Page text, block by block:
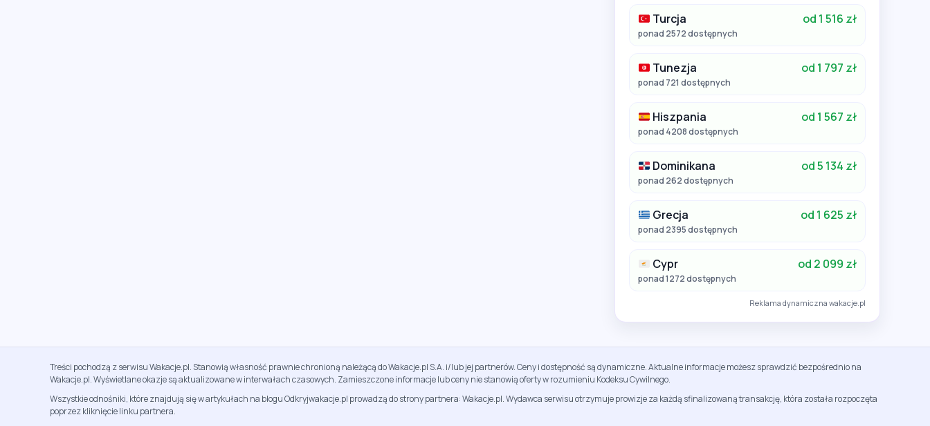
Turcja od 1 516 zł
ponad 2572 dostępnych
Tunezja od 1 797 zł
ponad 721 dostępnych
Hiszpania od 1 567 zł
ponad 4208 dostępnych
Dominikana od 5 134 zł
ponad 262 dostępnych
Grecja od 1 625 zł
ponad 2395 dostępnych
Cypr od 2 099 zł
ponad 1272 dostępnych
Reklama dynamiczna wakacje.pl
Treści pochodzą z serwisu Wakacje.pl. Stanowią własność prawnie chronioną należącą do Wakacje.pl S.A. i/lub jej partnerów. Ceny i dostępność są dynamiczne. Aktualne informacje możesz sprawdzić bezpośrednio na
Wakacje.pl. Wyświetlane okazje są aktualizowane w interwałach czasowych. Zamieszczone informacje lub ceny nie stanowią oferty w rozumieniu Kodeksu Cywilnego.
Wszystkie odnośniki, które znajdują się w artykułach na blogu Odkryjwakacje.pl prowadzą do strony partnera: Wakacje.pl. Wydawca serwisu otrzymuje prowizje za każdą sfinalizowaną transakcję, która została rozpoczęta
poprzez kliknięcie linku partnera.